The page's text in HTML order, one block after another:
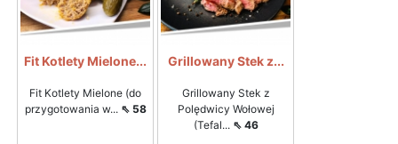
Fit Kotlety Mielone...
Fit Kotlety Mielone (do
przygotowania w... ⇖ 58
Grillowany Stek z...
Grillowany Stek z
Polędwicy Wołowej
(Tefal... ⇖ 46